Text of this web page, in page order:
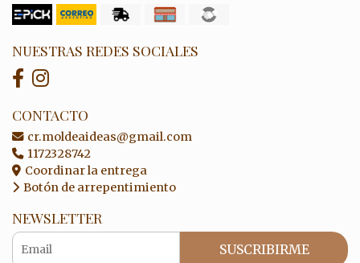
NUESTRAS REDES SOCIALES
CONTACTO
cr.moldeaideas@gmail.com
1172328742
Coordinar la entrega
Botón de arrepentimiento
NEWSLETTER
SUSCRIBIRME